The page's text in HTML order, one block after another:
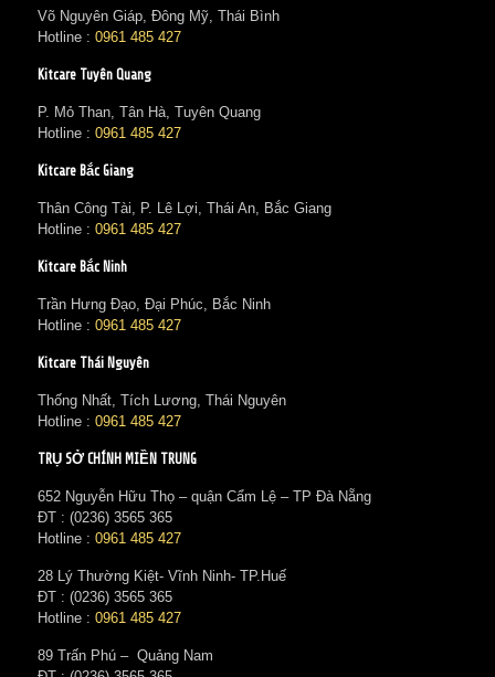
Võ Nguyên Giáp, Đông Mỹ, Thái Bình
Hotline : 0961 485 427
Kitcare Tuyên Quang
P. Mỏ Than, Tân Hà, Tuyên Quang
Hotline : 0961 485 427
Kitcare Bắc Giang
Thân Công Tài, P. Lê Lợi, Thái An, Bắc Giang
Hotline : 0961 485 427
Kitcare Bắc Ninh
Trần Hưng Đạo, Đại Phúc, Bắc Ninh
Hotline : 0961 485 427
Kitcare Thái Nguyên
Thống Nhất, Tích Lương, Thái Nguyên
Hotline : 0961 485 427
TRỤ SỞ CHÍNH MIỀN TRUNG
652 Nguyễn Hữu Thọ – quận Cẩm Lệ – TP Đà Nẵng
ĐT : (0236) 3565 365‬
Hotline : 0961 485 427
28 Lý Thường Kiệt- Vĩnh Ninh- TP.Huế
ĐT : (0236) 3565 365‬
Hotline : 0961 485 427
89 Trấn Phú – Quảng Nam